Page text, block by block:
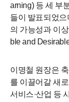
arning) 등 세 부
들이 발표되었으
의 가능성과 이
ble and
이명철 원장은
를 이끌어갈 새
서비스·산업 등